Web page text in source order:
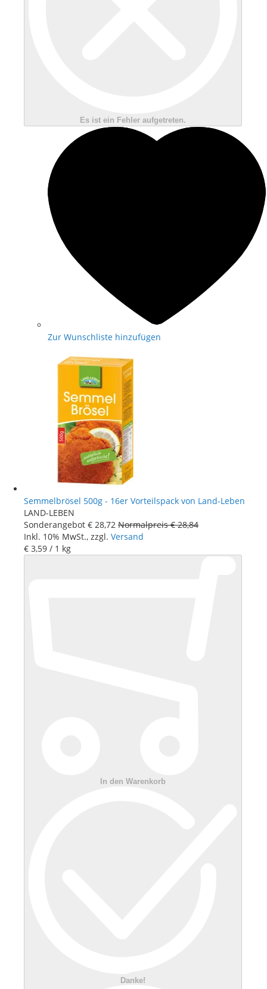
Es ist ein Fehler aufgetreten.
Zur Wunschliste hinzufügen
Semmelbrösel 500g - 16er Vorteilspack von Land-Leben
LAND-LEBEN
Sonderangebot € 28,72 Normalpreis € 28,84
Inkl. 10% MwSt., zzgl. Versand
€ 3,59 / 1 kg
In den Warenkorb
Danke!